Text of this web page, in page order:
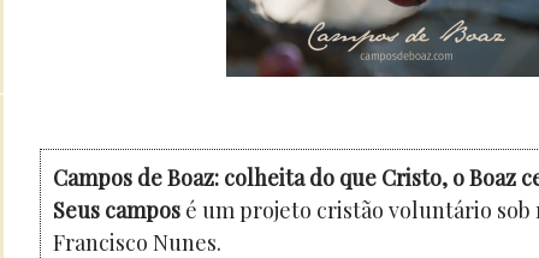
Campos de Boaz: colheita do que Cristo, o Boaz
Seus camposé um projeto cristão voluntário sob
Francisco Nunes.